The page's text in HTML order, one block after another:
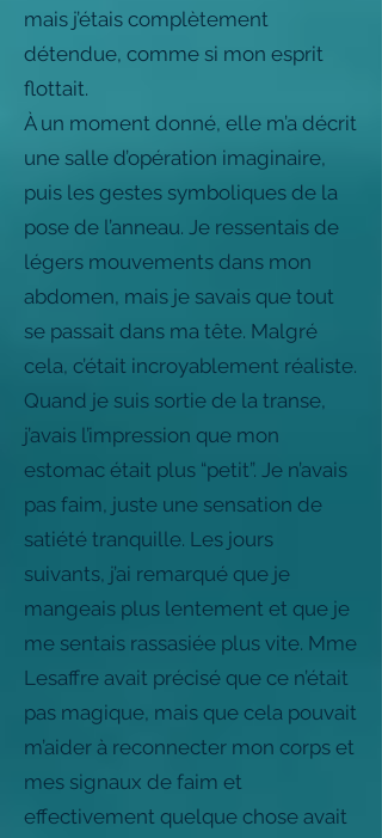
mais j’étais complètement
détendue, comme si mon esprit
flottait.
À un moment donné, elle m’a décrit
une salle d’opération imaginaire,
puis les gestes symboliques de la
pose de l’anneau. Je ressentais de
légers mouvements dans mon
abdomen, mais je savais que tout
se passait dans ma tête. Malgré
cela, c’était incroyablement réaliste.
Quand je suis sortie de la transe,
j’avais l’impression que mon
estomac était plus “petit”. Je n’avais
pas faim, juste une sensation de
satiété tranquille. Les jours
suivants, j’ai remarqué que je
mangeais plus lentement et que je
me sentais rassasiée plus vite. Mme
Lesaffre avait précisé que ce n’était
pas magique, mais que cela pouvait
m’aider à reconnecter mon corps et
mes signaux de faim et
effectivement quelque chose avait